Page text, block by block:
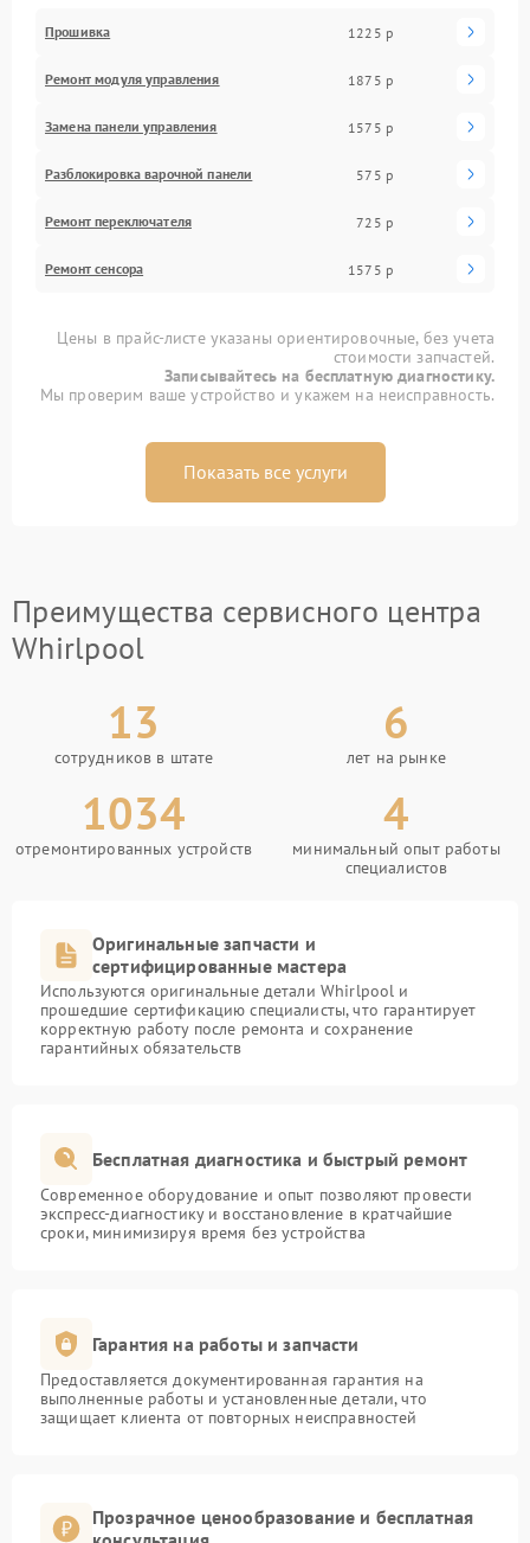
Прошивка 1225 р
Ремонт модуля управления 1875 р
Замена панели управления 1575 р
Разблокировка варочной панели 575 р
Ремонт переключателя 725 р
Ремонт сенсора 1575 р
Цены в прайс-листе указаны ориентировочные, без учета
стоимости запчастей.
Записывайтесь на бесплатную диагностику.
Мы проверим ваше устройство и укажем на неисправность.
Показать все услуги
Преимущества сервисного центра
Whirlpool
13
сотрудников в штате
6
лет на рынке
1034
отремонтированных устройств
4
минимальный опыт работы
специалистов
Оригинальные запчасти и
сертифицированные мастера
Используются оригинальные детали Whirlpool и
прошедшие сертификацию специалисты, что гарантирует
корректную работу после ремонта и сохранение
гарантийных обязательств
Бесплатная диагностика и быстрый ремонт
Современное оборудование и опыт позволяют провести
экспресс-диагностику и восстановление в кратчайшие
сроки, минимизируя время без устройства
Гарантия на работы и запчасти
Предоставляется документированная гарантия на
выполненные работы и установленные детали, что
защищает клиента от повторных неисправностей
Прозрачное ценообразование и бесплатная